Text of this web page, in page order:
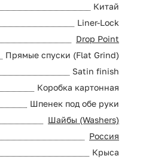
Китай
Liner-Lock
Drop Point
Прямые спуски (Flat Grind)
Satin finish
Коробка картонная
Шпенек под обе руки
Шайбы (Washers)
Россия
Крыса